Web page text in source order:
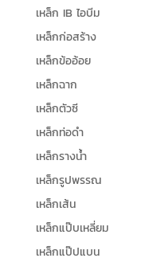
เหล็ก IB ไอบีม
เหล็กก่อสร้าง
เหล็กข้ออ้อย
เหล็กฉาก
เหล็กตัวซี
เหล็กท่อดำ
เหล็กรางน้ำ
เหล็กรูปพรรณ
เหล็กเส้น
เหล็กแป๊บเหลี่ยม
เหล็กแป๊ปแบน